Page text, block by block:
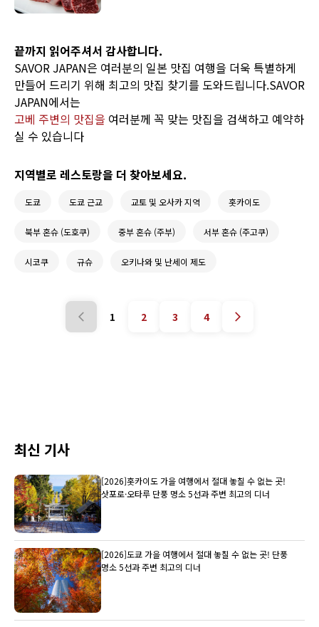
자랑합니다. 따라서 이 기사에서는 고베에서 고려할 수
있는 13개의 독특한 일식 바비큐 레스토랑을 소개합니
다.
끝까지 읽어주셔서 감사합니다.
SAVOR JAPAN은 여러분의 일본 맛집 여행을 더욱 특별하게
만들어 드리기 위해 최고의 맛집 찾기를 도와드립니다.SAVOR
JAPAN에서는
고베 주변의 맛집을 여러분께 꼭 맞는 맛집을 검색하고 예약하
실 수 있습니다
지역별로 레스토랑을 더 찾아보세요.
도쿄 도쿄 근교 교토 및 오사카 지역 홋카이도
북부 혼슈 (도호쿠) 중부 혼슈 (주부) 서부 혼슈 (주고쿠)
시코쿠 규슈 오키나와 및 난세이 제도
1 2 3 4
최신 기사
[2026]홋카이도 가을 여행에서 절대 놓칠 수 없는 곳!
삿포로·오타루 단풍 명소 5선과 주변 최고의 디너
[2026]도쿄 가을 여행에서 절대 놓칠 수 없는 곳! 단풍
명소 5선과 주변 최고의 디너